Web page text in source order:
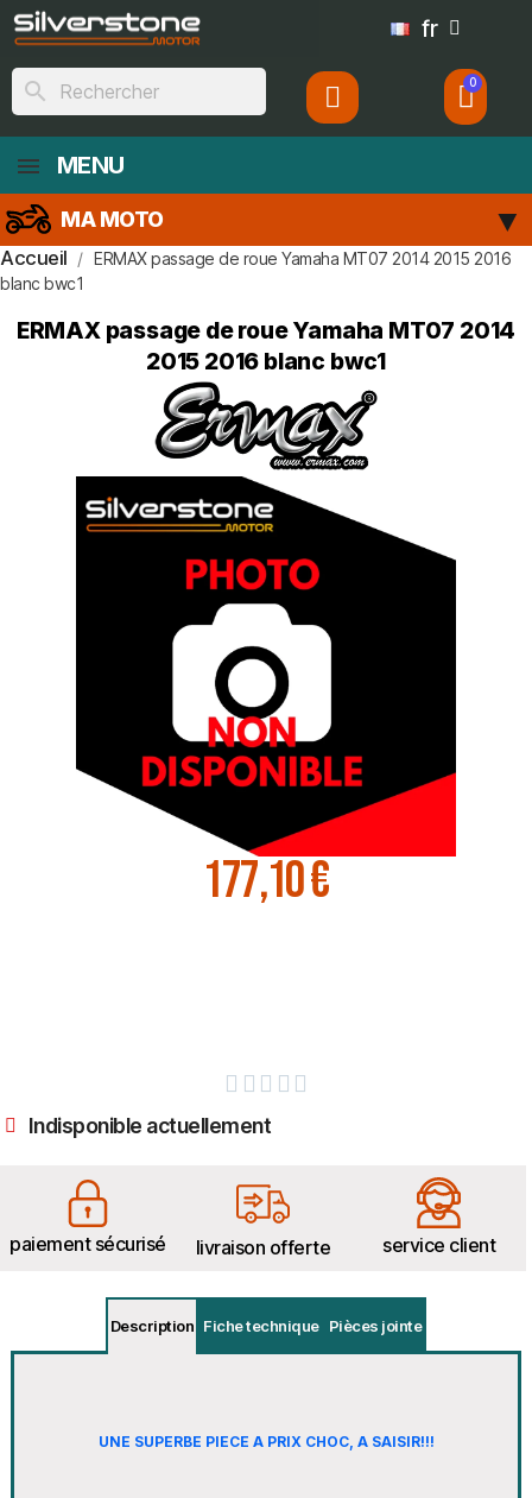
fr
search
MENU
MA MOTO
Accueil
ERMAX passage de roue Yamaha MT07 2014 2015 2016
blanc bwc1
ERMAX passage de roue Yamaha MT07 2014
2015 2016 blanc bwc1
177,10 €
    
Indisponible actuellement
paiement sécurisé livraison offerte service client
Description Fiche technique Pièces jointe
UNE SUPERBE PIECE A PRIX CHOC, A SAISIR!!!